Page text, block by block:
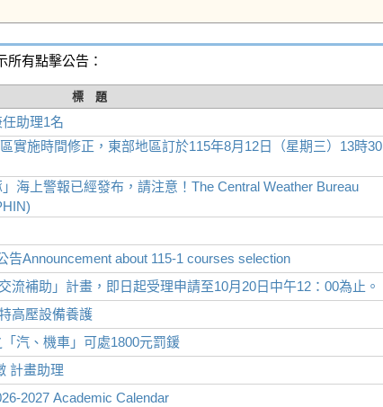
所有點擊公告：
標 題
助理1名
實施時間修正，東部地區訂於115年8月12日（星期三）13時30
海上警報已經發布，請注意！The Central Weather Bureau
告Announcement about 115-1 courses selection
流補助」計畫，即日起受理申請至10月20日中午12：00為止。
高壓設備養護
汽、機車」可處1800元罰鍰
計畫助理
2027 Academic Calendar